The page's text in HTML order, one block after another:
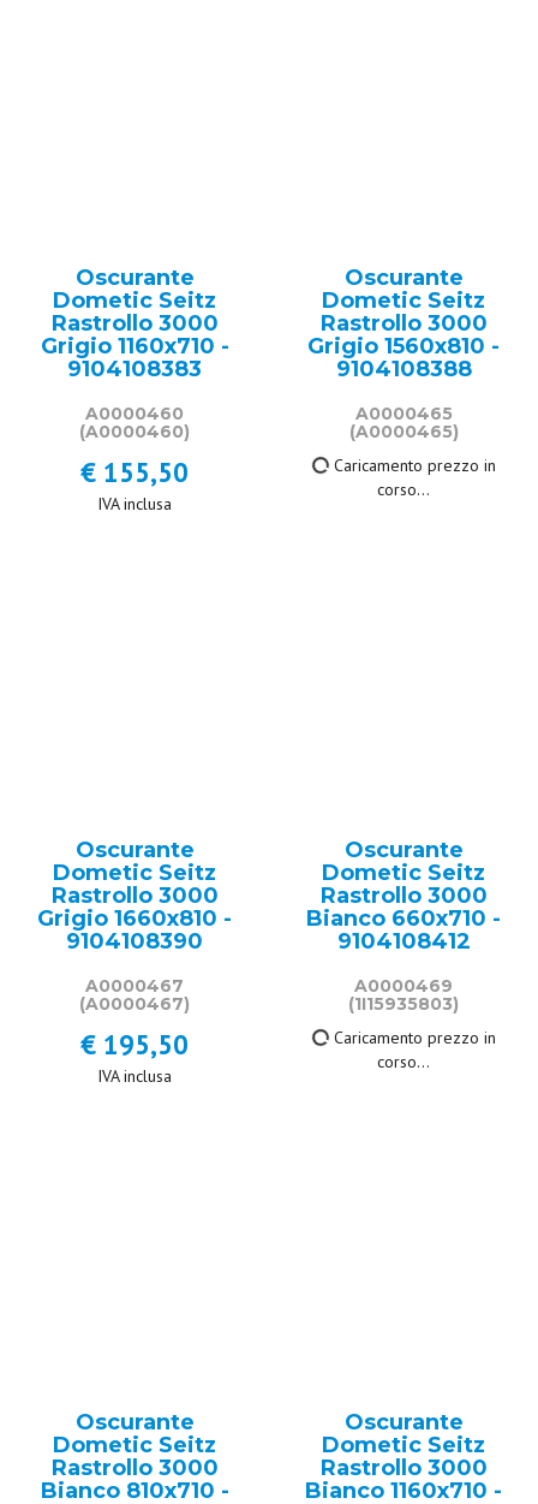
Oscurante
Dometic Seitz
Rastrollo 3000
Grigio 1160x710 -
9104108383
A0000460
(A0000460)
€ 155,50
IVA inclusa
Oscurante
Dometic Seitz
Rastrollo 3000
Grigio 1560x810 -
9104108388
A0000465
(A0000465)
Caricamento prezzo in
corso...
Oscurante
Dometic Seitz
Rastrollo 3000
Grigio 1660x810 -
9104108390
A0000467
(A0000467)
€ 195,50
IVA inclusa
Oscurante
Dometic Seitz
Rastrollo 3000
Bianco 660x710 -
9104108412
A0000469
(1I15935803)
Caricamento prezzo in
corso...
Oscurante
Dometic Seitz
Rastrollo 3000
Bianco 810x710 -
Oscurante
Dometic Seitz
Rastrollo 3000
Bianco 1160x710 -